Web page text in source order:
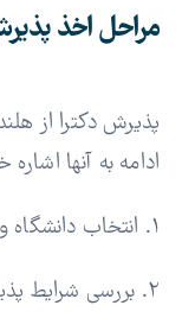
مراحل اخذ
پذیرش دکترا از
ادامه به آنها
1. انتخاب دانشگاه و رشته تحصیلی
2. بررسی شرایط پذیرش و مدارک مورد نیاز